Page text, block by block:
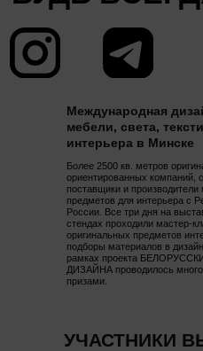
Международная
мебели, света,
интерьера в Минске
Более 2500 кв. метров
ориентированных компаний,
поставщики и производители
предметов для интерьера с
России. Все три дня на
стендах проходили мастер-
оригинальных предметов
подборы материалов в
рамках проекта
ДИЗАЙНА проводилось
призами.
УЧАСТНИКИ